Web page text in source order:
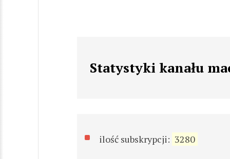
Statystyki kanału
ilość subskrypcji: 3280